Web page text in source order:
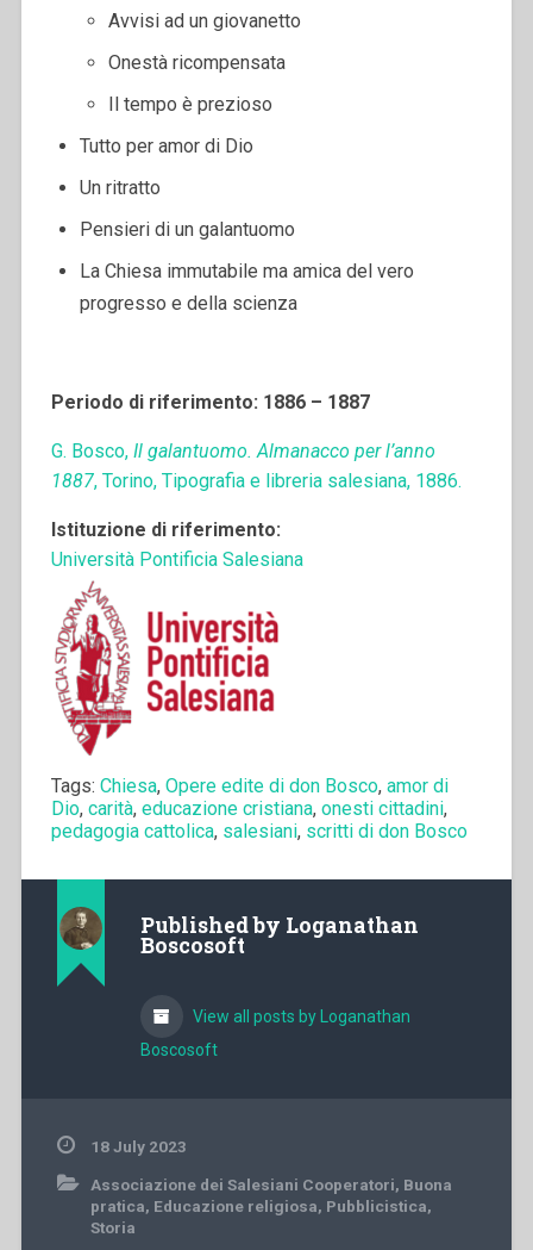
Avvisi ad un giovanetto
Onestà ricompensata
Il tempo è prezioso
Tutto per amor di Dio
Un ritratto
Pensieri di un galantuomo
La Chiesa immutabile ma amica del vero
progresso e della scienza
Periodo di riferimento: 1886 – 1887
G. Bosco, Il galantuomo. Almanacco per l’anno
1887, Torino, Tipografia e libreria salesiana, 1886.
Istituzione di riferimento:
Università Pontificia Salesiana
Tags: Chiesa, Opere edite di don Bosco, amor di
Dio, carità, educazione cristiana, onesti cittadini,
pedagogia cattolica, salesiani, scritti di don Bosco
Published by Loganathan
Boscosoft
View all posts by Loganathan
Boscosoft
18 July 2023
Associazione dei Salesiani Cooperatori, Buona
pratica, Educazione religiosa, Pubblicistica,
Storia